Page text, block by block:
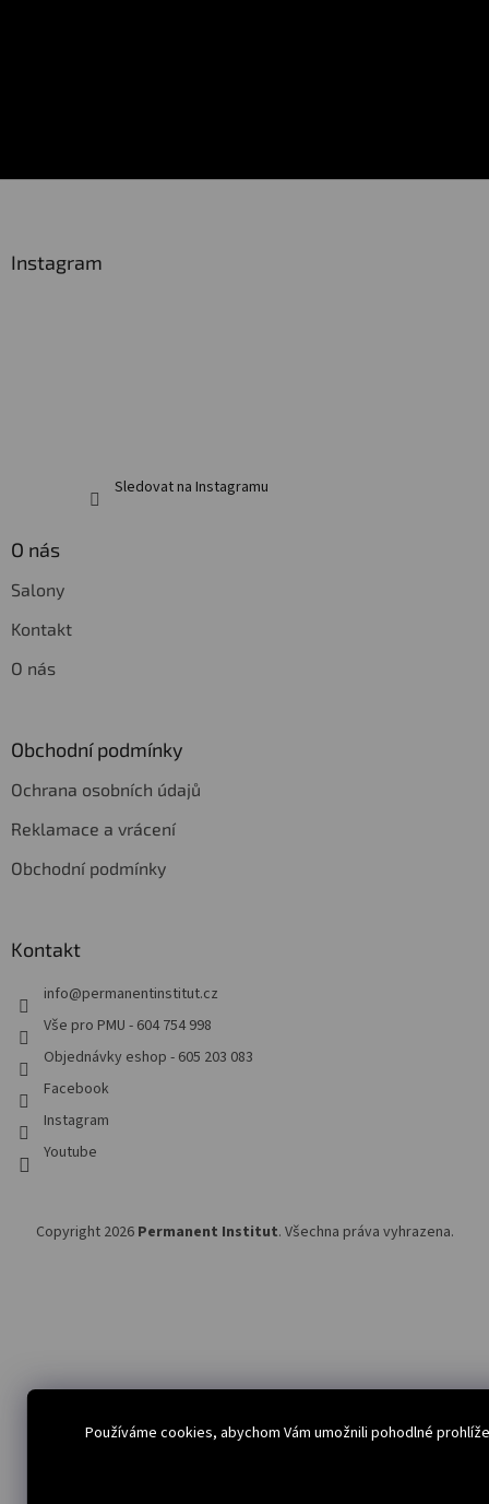
Používáme cookies, abychom Vám umožnili pohodlné
Instagram
Sledovat na Instagramu
O nás
Salony
Kontakt
O nás
Obchodní podmínky
Ochrana osobních údajů
Reklamace a vrácení
Obchodní podmínky
Kontakt
info@permanentinstitut.cz
Vše pro PMU - 604 754 998
Objednávky eshop - 605 203 083
Facebook
Instagram
Youtube
Copyright 2026 Permanent Institut. Všechna práva vyhrazena.